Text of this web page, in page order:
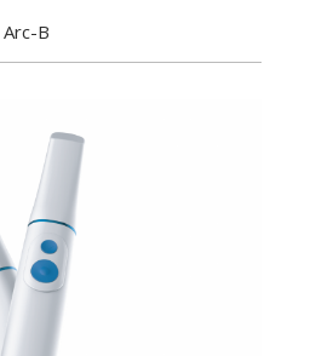
Arc-B